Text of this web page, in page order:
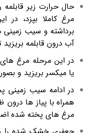
حال حرارت زیر قابلمه
مرغ کاملا بپزد، در
برداشته و سیب
آب درون قابلمه بریزید
در این مرحله مرغ
یا میکسر بریزید و
در ادامه سیب زمینی
همراه با پیاز ها
مرغ های پخته شده